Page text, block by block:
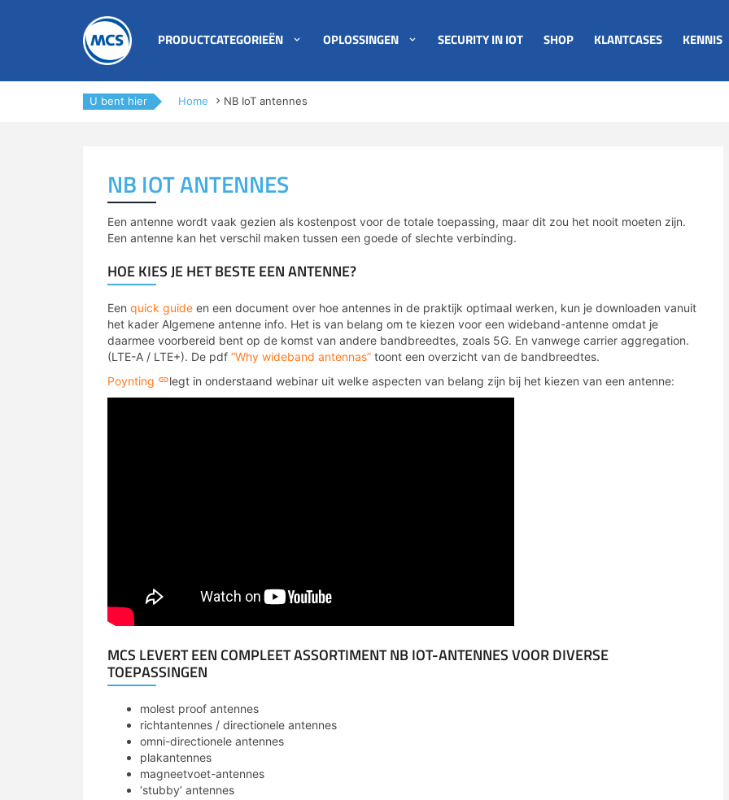
PRODUCTCATEGORIEËN OPLOSSINGEN SECURITY IN IOT SHOP KLANTCASES KENNIS
U bent hier Home NB IoT antennes
NB IOT ANTENNES
Een antenne wordt vaak gezien als kostenpost voor de totale toepassing, maar dit zou het nooit moeten zijn.
Een antenne kan het verschil maken tussen een goede of slechte verbinding.
HOE KIES JE HET BESTE EEN ANTENNE?
Een quick guide en een document over hoe antennes in de praktijk optimaal werken, kun je downloaden vanuit
het kader Algemene antenne info. Het is van belang om te kiezen voor een wideband-antenne omdat je
daarmee voorbereid bent op de komst van andere bandbreedtes, zoals 5G. En vanwege carrier aggregation.
(LTE-A / LTE+). De pdf “Why wideband antennas” toont een overzicht van de bandbreedtes.
Poynting
legt in onderstaand webinar uit welke aspecten van belang zijn bij het kiezen van een antenne:
MCS LEVERT EEN COMPLEET ASSORTIMENT NB IOT-ANTENNES VOOR DIVERSE
TOEPASSINGEN
molest proof antennes
richtantennes / directionele antennes
omni-directionele antennes
plakantennes
magneetvoet-antennes
‘stubby’ antennes
Private LoRaWAN
4G/LTE & 5G
NB-IoT/LTE-M & 5G RedCap
IoT protocol conversie
4G/5G IoT oplossingen
LoRa IoT oplossingen
Lease oplossingen
Remote management
Evenementen
Smart Week of IoT
support/retour aanvraag
Password Generator
Onze partners
Duurzaamheid & MCS
VADnet lidmaatschap
Contact & vestigingen